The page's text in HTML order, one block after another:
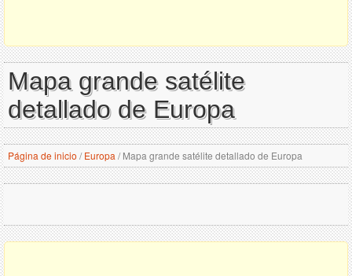
Mapa grande satélite
detallado de Europa
Página de inicio / Europa /Mapa grande satélite detallado de Europa